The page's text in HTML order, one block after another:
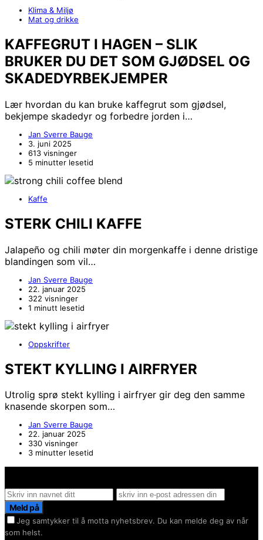
Klima & Miljø
Mat og drikke
KAFFEGRUT I HAGEN – SLIK
BRUKER DU DET SOM GJØDSEL OG
SKADEDYRBEKJEMPER
Lær hvordan du kan bruke kaffegrut som gjødsel,
bekjempe skadedyr og forbedre jorden i…
Jan Sverre Bauge
3. juni 2025
613 visninger
5 minutter lesetid
Kaffe
STERK CHILI KAFFE
Jalapeño og chili møter din morgenkaffe i denne dristige
blandingen som vil…
Jan Sverre Bauge
22. januar 2025
322 visninger
1 minutt lesetid
Oppskrifter
STEKT KYLLING I AIRFRYER
Utrolig sprø stekt kylling i airfryer gir deg den samme
knasende skorpen som…
Jan Sverre Bauge
22. januar 2025
330 visninger
3 minutter lesetid
Meld på
Jeg samtykker til å motta nyhetsbrev. Du kan melde deg av når
som helst.